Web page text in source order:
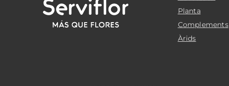
Planta
Complements
Àrids